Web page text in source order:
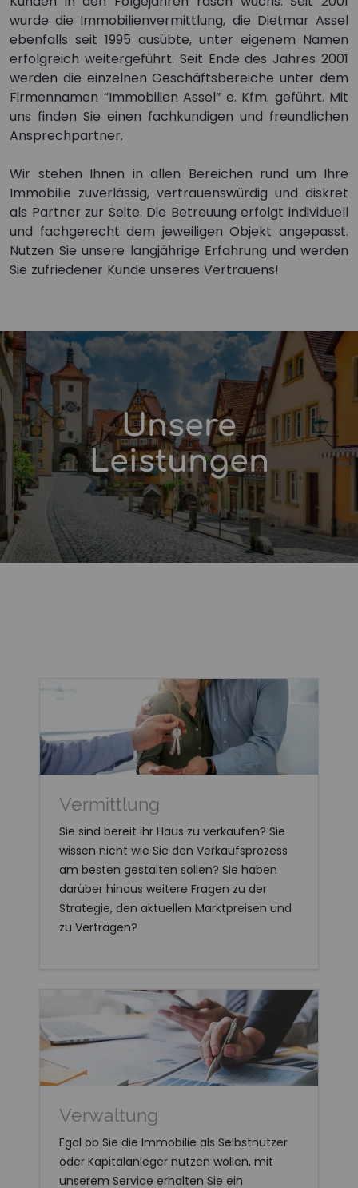
wurde die Immobilienvermittlung, die Dietmar Assel
ebenfalls seit 1995 ausübte, unter eigenem Namen
erfolgreich weitergeführt. Seit Ende des Jahres 2001
werden die einzelnen Geschäftsbereiche unter dem
Firmennamen “Immobilien Assel” e. Kfm. geführt. Mit
uns finden Sie einen fachkundigen und freundlichen
Ansprechpartner.
Wir stehen Ihnen in allen Bereichen rund um Ihre
Immobilie zuverlässig, vertrauenswürdig und diskret
als Partner zur Seite. Die Betreuung erfolgt individuell
und fachgerecht dem jeweiligen Objekt angepasst.
Nutzen Sie unsere langjährige Erfahrung und werden
Sie zufriedener Kunde unseres Vertrauens!
Unsere
Leistungen
Vermittlung
Sie sind bereit ihr Haus zu verkaufen? Sie
wissen nicht wie Sie den Verkaufsprozess
am besten gestalten sollen? Sie haben
darüber hinaus weitere Fragen zu der
Strategie, den aktuellen Marktpreisen und
zu Verträgen?
Verwaltung
Egal ob Sie die Immobilie als Selbstnutzer
oder Kapitalanleger nutzen wollen, mit
unserem Service erhalten Sie ein
Consent Manager
Diese Webseite verwendet Cookies,um Besuchern ein
optimales Nutzererlebnis zu bieten. Bestimmte
Inhalte von Drittanbietern werden nur
angezeigt,wenn die entsprechende Option aktiviert
Drittland erfolgen. Weitere Informationen hierzu in
der Datenschutzerklärung. Weitere Informationen zu
den Auswirkungen Ihrer Auswahl finden Sie unterHilfe
Funktionale Cookies
Performance Cookies
Marketing- / Third Party-Cookies
Drittanbieter-Inhalte
Cookie-Details | Datenschutz|Impressum
Weitere Informationen